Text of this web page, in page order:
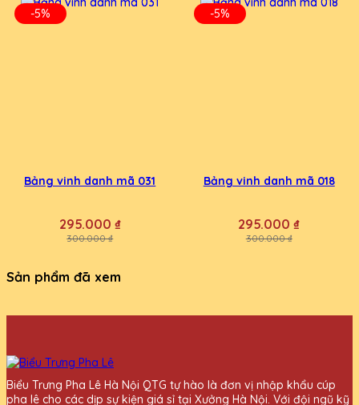
-5%
Bảng vinh danh mã 031
295.000 ₫
300.000 ₫
-5%
Bảng vinh danh mã 018
295.000 ₫
300.000 ₫
Sản phẩm đã xem
Biểu Trưng Pha Lê Hà Nội QTG tự hào là đơn vị nhập khẩu cúp
pha lê cho các dịp sự kiện giá sỉ tại Xưởng Hà Nội. Với đội ngũ kỹ